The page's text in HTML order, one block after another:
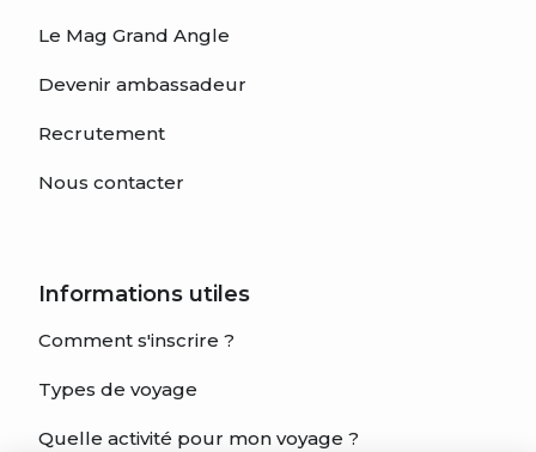
Le Mag Grand Angle
Devenir ambassadeur
Recrutement
Nous contacter
Informations utiles
Comment s'inscrire ?
Types de voyage
Quelle activité pour mon voyage ?